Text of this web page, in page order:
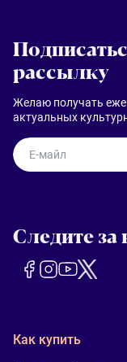
рассылку
Желаю получать
актуальных
E-майл
Следите за
Как купить